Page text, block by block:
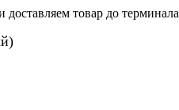
товар до